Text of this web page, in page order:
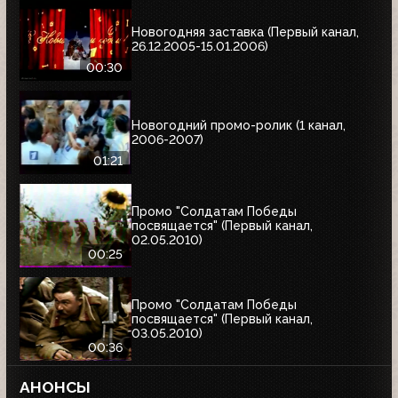
00:30
Новогодняя заставка (Первый канал,
26.12.2005-15.01.2006)
01:21
Новогодний промо-ролик (1 канал,
2006-2007)
00:25
Промо "Солдатам Победы
посвящается" (Первый канал,
02.05.2010)
00:36
Промо "Солдатам Победы
посвящается" (Первый канал,
03.05.2010)
АНОНСЫ